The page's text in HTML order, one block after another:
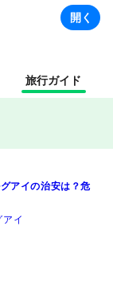
開く
旅行ガイド
イの治安は？危
アイ